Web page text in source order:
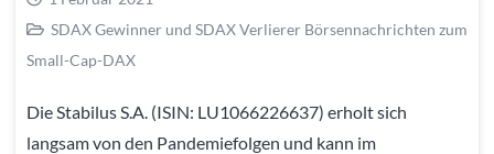
SDAX Gewinner und SDAX Verlierer Börsennachrichten zum
Small-Cap-DAX
Die Stabilus S.A. (ISIN: LU1066226637) erholt sich
langsam von den Pandemiefolgen und kann im